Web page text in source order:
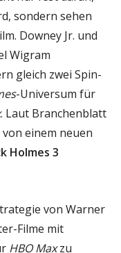
sondern sehen
Downey Jr. und
Wigram
gleich zwei Spin-
-Universum für
. Laut Branchenblatt
einem neuen
Holmes 3
von Warner
Filme mit
HBO Maxzu